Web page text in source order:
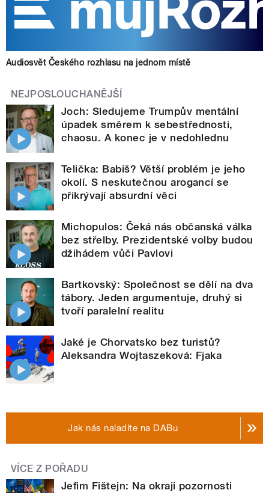
Audiosvět Českého rozhlasu na jednom místě
NEJPOSLOUCHANĚJŠÍ
Joch: Sledujeme Trumpův mentální
úpadek směrem k sebestřednosti,
chaosu. A konec je v nedohlednu
Telička: Babiš? Větší problém je jeho
okolí. S neskutečnou arogancí se
přikrývají absurdní věci
Michopulos: Čeká nás občanská válka
bez střelby. Prezidentské volby budou
džihádem vůči Pavlovi
Bartkovský: Společnost se dělí na dva
tábory. Jeden argumentuje, druhý si
tvoří paralelní realitu
Jaké je Chorvatsko bez turistů?
Aleksandra Wojtaszeková: Fjaka
Jak nás naladíte na DABu
VÍCE Z POŘADU
Jefim Fištejn: Na okraji pozornosti